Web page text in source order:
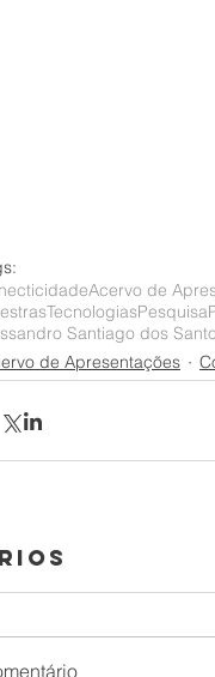
Acervo de
TecnologiasPesquisa
Santiago dos
de Apresentações